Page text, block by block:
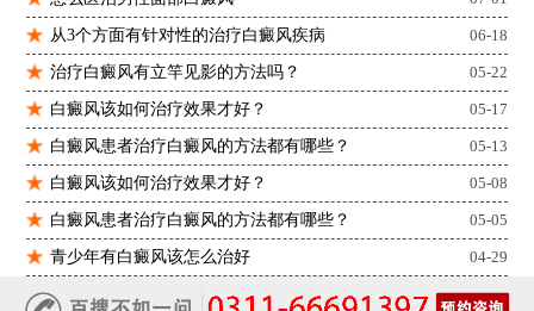
从3个方面有针对性的治疗白癜风疾病 06-18
治疗白癜风有立竿见影的方法吗？ 05-22
白癜风该如何治疗效果才好？ 05-17
白癜风患者治疗白癜风的方法都有哪些？ 05-13
白癜风该如何治疗效果才好？ 05-08
白癜风患者治疗白癜风的方法都有哪些？ 05-05
青少年有白癜风该怎么治好 04-29